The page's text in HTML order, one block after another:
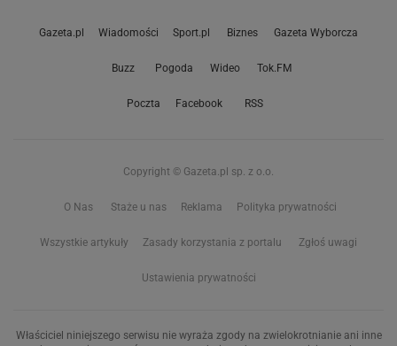
Gazeta.pl Wiadomości Sport.pl Biznes Gazeta Wyborcza
Buzz Pogoda Wideo Tok.FM
Poczta Facebook RSS
Copyright © Gazeta.pl sp. z o.o.
O Nas Staże u nas Reklama Polityka prywatności
Wszystkie artykuły Zasady korzystania z portalu Zgłoś uwagi
Ustawienia prywatności
Właściciel niniejszego serwisu nie wyraża zgody na zwielokrotnianie ani inne